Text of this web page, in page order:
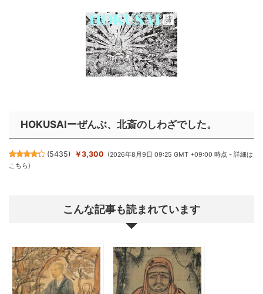
HOKUSAIーぜんぶ、北斎のしわざでした。
(5435) ￥3,300 (2026年8月9日 09:25 GMT +09:00 時点 -詳細は
こちら)
こんな記事も読まれています